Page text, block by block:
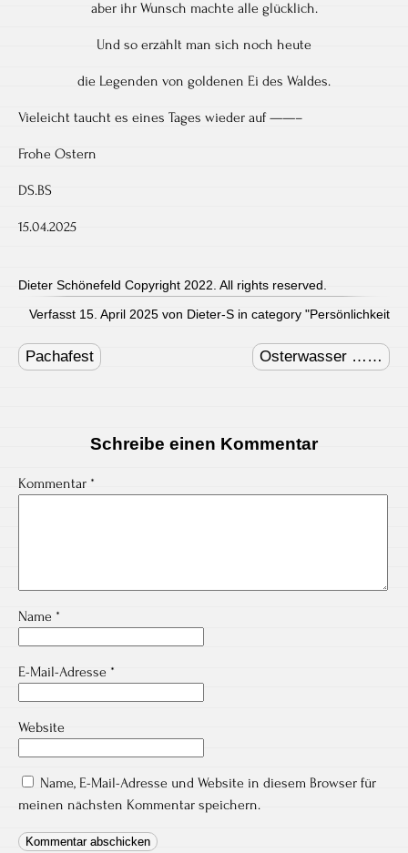
aber ihr Wunsch machte alle glücklich.
Und so erzählt man sich noch heute
die Legenden von goldenen Ei des Waldes.
Vieleicht taucht es eines Tages wieder auf ——–
Frohe Ostern
DS.BS
15.04.2025
Dieter Schönefeld Copyright 2022. All rights reserved.
Verfasst 15. April 2025 von Dieter-S in category "Persönlichkeit
navigation
Pachafest Osterwasser ……
Schreibe einen Kommentar
Kommentar *
Name *
E-Mail-Adresse *
Website
Name, E-Mail-Adresse und Website in diesem Browser für
meinen nächsten Kommentar speichern.